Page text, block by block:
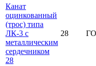
Канат
оцинкованный
(трос) типа
ЛК-3 с
металлическим
сердечником
28
28